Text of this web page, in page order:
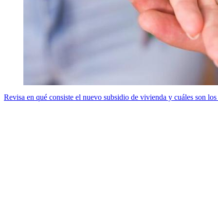
Revisa en qué consiste el nuevo subsidio de vivienda y cuáles son